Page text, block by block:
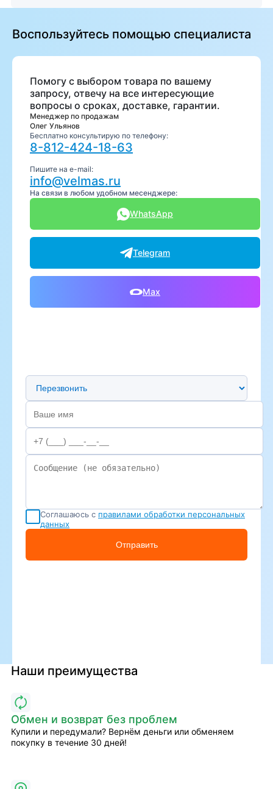
Воспользуйтесь помощью специалиста
Помогу с выбором товара по вашему
запросу, отвечу на все интересующие
вопросы о сроках, доставке, гарантии.
Менеджер по продажам
Олег Ульянов
Бесплатно консультирую по телефону:
8-812-424-18-63
Пишите на e-mail:
info@velmas.ru
На связи в любом удобном месенджере:
WhatsApp
Telegram
Max
Предпочтительный способ связи
Соглашаюсь с правилами обработки персональных
данных
Отправить
Наши преимущества
Обмен и возврат без проблем
Купили и передумали? Вернём деньги или обменяем
покупку в течение 30 дней!